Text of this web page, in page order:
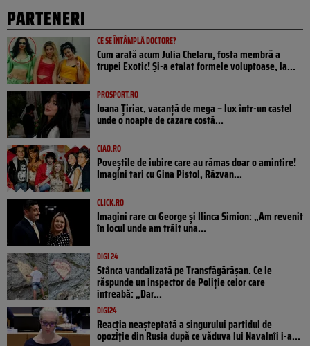
PARTENERI
CE SE ÎNTÂMPLĂ DOCTORE?
Cum arată acum Julia Chelaru, fosta membră a
trupei Exotic! Și-a etalat formele voluptoase, la...
PROSPORT.RO
Ioana Țiriac, vacanță de mega – lux într-un castel
unde o noapte de cazare costă...
CIAO.RO
Poveştile de iubire care au rămas doar o amintire!
Imagini tari cu Gina Pistol, Răzvan...
CLICK.RO
Imagini rare cu George și Ilinca Simion: „Am revenit
în locul unde am trăit una...
DIGI 24
Stânca vandalizată pe Transfăgărășan. Ce le
răspunde un inspector de Poliție celor care
întreabă: „Dar...
DIGI24
Reacția neașteptată a singurului partidul de
opoziţie din Rusia după ce văduva lui Navalnîi i-a...